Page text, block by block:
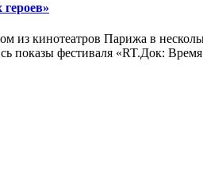
из кинотеатров Парижа в
показы фестиваля «RT.Док: